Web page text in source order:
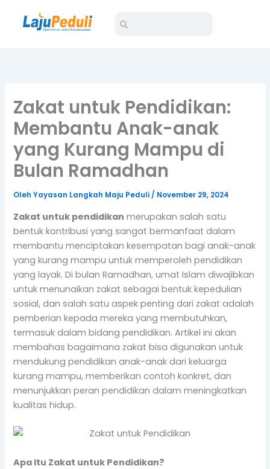
Search
Zakat untuk Pendidikan:
Membantu Anak-anak
yang Kurang Mampu di
Bulan Ramadhan
OlehYayasan Langkah Maju Peduli/ November 29, 2024
Zakat untuk pendidikan merupakan salah satu
bentuk kontribusi yang sangat bermanfaat dalam
membantu menciptakan kesempatan bagi anak-anak
yang kurang mampu untuk memperoleh pendidikan
yang layak. Di bulan Ramadhan, umat Islam diwajibkan
untuk menunaikan zakat sebagai bentuk kepedulian
sosial, dan salah satu aspek penting dari zakat adalah
pemberian kepada mereka yang membutuhkan,
termasuk dalam bidang pendidikan. Artikel ini akan
membahas bagaimana zakat bisa digunakan untuk
mendukung pendidikan anak-anak dari keluarga
kurang mampu, memberikan contoh konkret, dan
menunjukkan peran pendidikan dalam meningkatkan
kualitas hidup.
Apa Itu Zakat untuk Pendidikan?